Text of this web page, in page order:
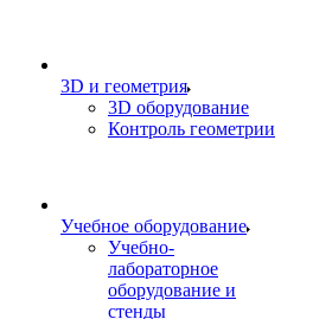
3D и геометрия
3D оборудование
Контроль геометрии
Учебное оборудование
Учебно-
лабораторное
оборудование и
стенды